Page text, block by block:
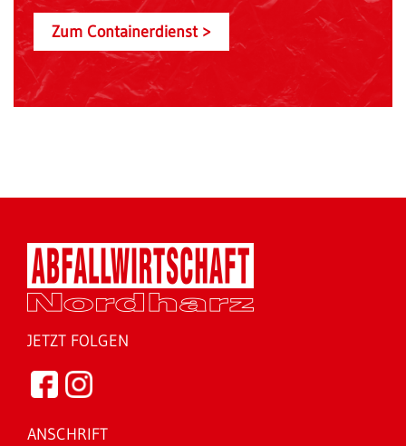
Zum Containerdienst
JETZT FOLGEN
ANSCHRIFT